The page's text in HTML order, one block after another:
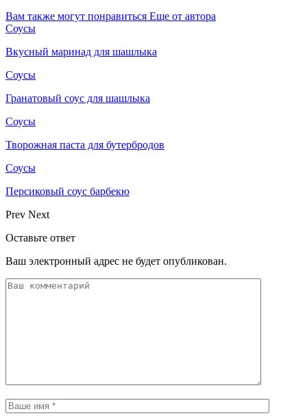
Вам также могут понравиться Еще от автора
Соусы
Вкусный маринад для шашлыка
Соусы
Гранатовый соус для шашлыка
Соусы
Творожная паста для бутербродов
Соусы
Персиковый соус барбекю
Prev Next
Оставьте ответ
Ваш электронный адрес не будет опубликован.